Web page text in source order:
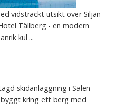
vidsträckt utsikt över Siljan
Tällberg - en modern
kul ...
skidanläggning i Sälen
kring ett berg med